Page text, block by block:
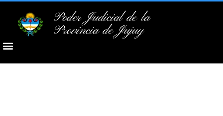
Poder Judicial de la
Provincia de Jujuy